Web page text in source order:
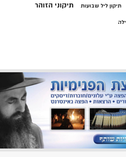
תיקון ליל שבועות תיקוני הזוהר